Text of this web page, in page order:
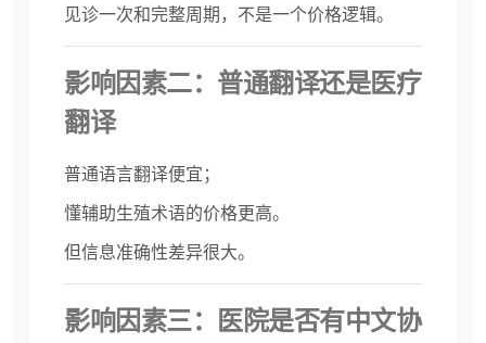
见诊一次和完整周期，不是一个价格逻辑。
影响因素二：普通翻译还是医疗
翻译
普通语言翻译便宜；
懂辅助生殖术语的价格更高。
但信息准确性差异很大。
影响因素三：医院是否有中文协